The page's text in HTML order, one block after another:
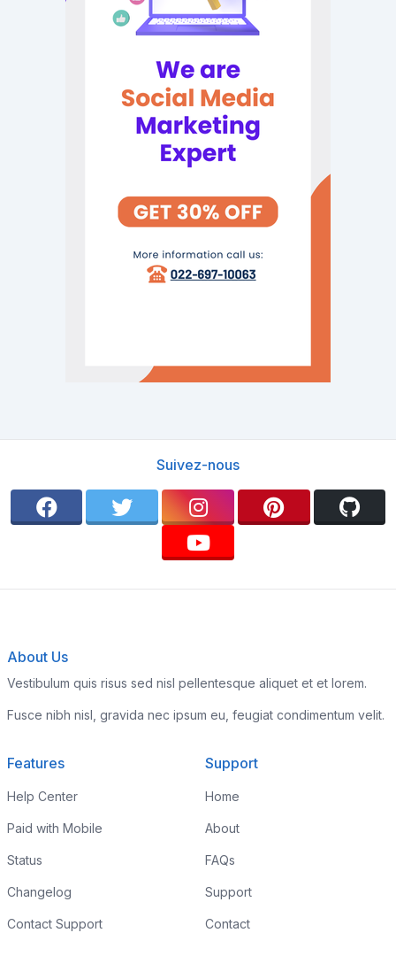
Suivez-nous
About Us
Vestibulum quis risus sed nisl pellentesque aliquet et et lorem.
Fusce nibh nisl, gravida nec ipsum eu, feugiat condimentum velit.
Features
Help Center
Paid with Mobile
Status
Changelog
Contact Support
Support
Home
About
FAQs
Support
Contact